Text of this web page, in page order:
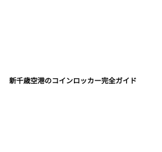
新千歳空港のコインロッカー完全ガイド